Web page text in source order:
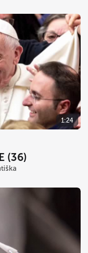
1:24
(36)